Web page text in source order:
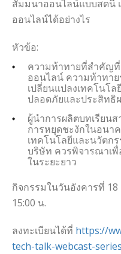
สัมมนาออนไลน์แบบสดนี้
ออนไลน์ได้อย่างไร
หัวข้อ:
ความท้าทายที่สำคัญที่
ออนไลน์ ความท้าทา
เปลี่ยนแปลงเทคโนโ
ปลอดภัยและประสิทธิ
ผู้นำการผลิตบทเรียน
การหยุดชะงักในอนา
เทคโนโลยีและนวัตก
บริษัท ควรพิจารณาเพื่
ในระยะยาว
กิจกรรมในวันอังคารที่ 18
15:00 น.
ลงทะเบียนได้ที่ https://
tech-talk-webcast-